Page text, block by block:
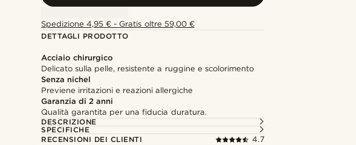
Spedizione 4,95 € - Gratis oltre 59,00 €
DETTAGLI PRODOTTO
Acciaio chirurgico
Delicato sulla pelle, resistente a ruggine e scolorimento
Senza nichel
Previene irritazioni e reazioni allergiche
Garanzia di 2 anni
Qualità garantita per una fiducia duratura.
DESCRIZIONE
SPECIFICHE
RECENSIONI DEI CLIENTI
4.7